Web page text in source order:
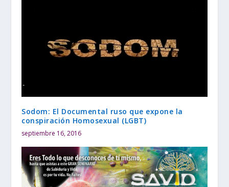
Sodom: El Documental ruso que expone la
conspiración Homosexual (LGBT)
septiembre 16, 2016